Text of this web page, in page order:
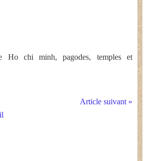
Ho chi minh, pagodes, temples et
Article suivant »